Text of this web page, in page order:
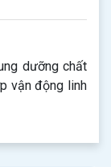
dưỡng chất
vận động linh